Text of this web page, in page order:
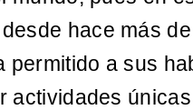
hace más
permitido a sus
actividades